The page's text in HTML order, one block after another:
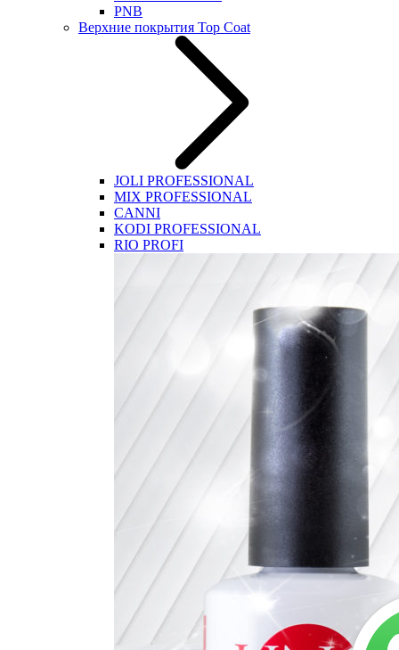
PNB
Верхние покрытия Top Coat
JOLI PROFESSIONAL
MIX PROFESSIONAL
CANNI
KODI PROFESSIONAL
RIO PROFI